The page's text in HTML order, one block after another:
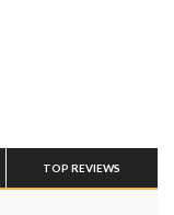
TOP REVIEWS